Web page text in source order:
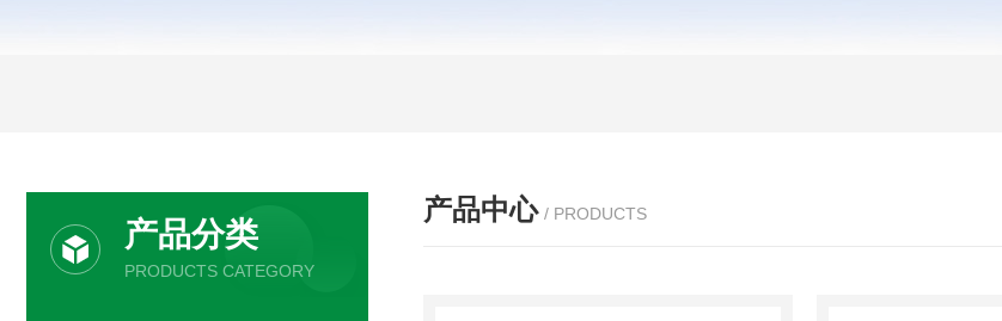
产品分类
PRODUCTS CATEGORY
产品中心 / PRODUCTS